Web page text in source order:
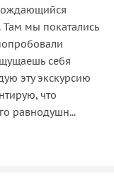
Там мы покатались
себя
эту экскурсию
что
равнодушн...